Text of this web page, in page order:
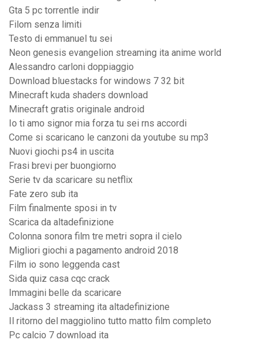
Gta 5 pc torrentle indir
Filom senza limiti
Testo di emmanuel tu sei
Neon genesis evangelion streaming ita anime world
Alessandro carloni doppiaggio
Download bluestacks for windows 7 32 bit
Minecraft kuda shaders download
Minecraft gratis originale android
Io ti amo signor mia forza tu sei rns accordi
Come si scaricano le canzoni da youtube su mp3
Nuovi giochi ps4 in uscita
Frasi brevi per buongiorno
Serie tv da scaricare su netflix
Fate zero sub ita
Film finalmente sposi in tv
Scarica da altadefinizione
Colonna sonora film tre metri sopra il cielo
Migliori giochi a pagamento android 2018
Film io sono leggenda cast
Sida quiz casa cqc crack
Immagini belle da scaricare
Jackass 3 streaming ita altadefinizione
Il ritorno del maggiolino tutto matto film completo
Pc calcio 7 download ita